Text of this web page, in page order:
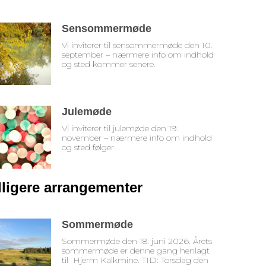
Sensommermøde
Vi inviterer til sensommermøde den 10.
september – nærmere info om indhold
og sted kommer senere.
Julemøde
Vi inviterer til julemøde den 19.
november – nærmere info om indhold
og sted følger
arrangementer
Sommermøde
Sommermøde den 18. juni 2026. Årets
sommermøde er denne gang henlagt
til Hjerm Kalkmine. TID: Torsdag den